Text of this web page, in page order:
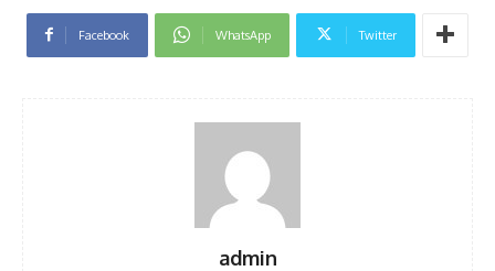
Facebook WhatsApp Twitter
admin